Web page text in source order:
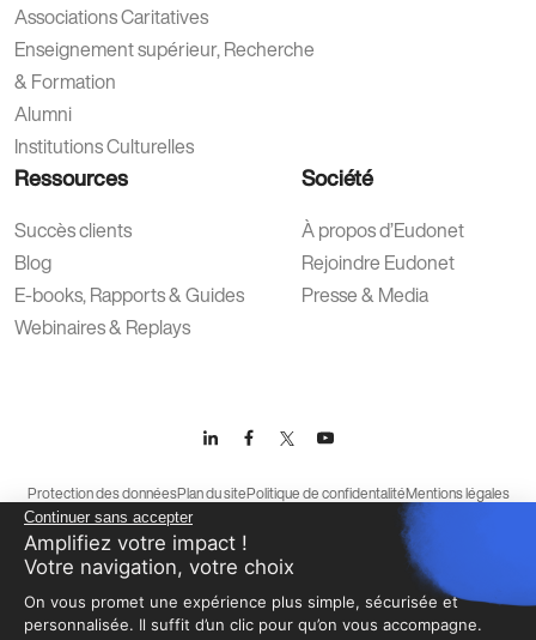
Associations Caritatives
Enseignement supérieur, Recherche
& Formation
Alumni
Institutions Culturelles
Ressources
Succès clients
Blog
E-books, Rapports & Guides
Webinaires & Replays
Société
À propos d’Eudonet
Rejoindre Eudonet
Presse & Media
Protection des donnéesPlan du sitePolitique de confidentalitéMentions légales
Conditions générales d’utilisation
Continuer sans accepter
Amplifiez votre impact !
Votre navigation, votre choix
On vous promet une expérience plus simple, sécurisée et
personnalisée. Il suffit d’un clic pour qu’on vous accompagne.